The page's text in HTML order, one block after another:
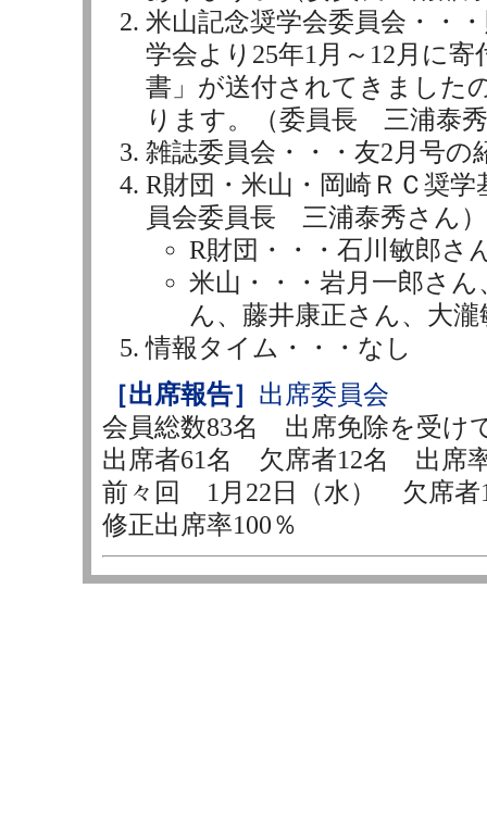
米山記念奨学会委員会・・
学会より25年1月～12月に
書」が送付されてきました
ります。（委員長 三浦泰
雑誌委員会・・・友2月号
R財団・米山・岡崎ＲＣ奨
員会委員長 三浦泰秀さん）
R財団・・・石川敏郎さ
米山・・・岩月一郎さ
ん、藤井康正さん、大
情報タイム・・・なし
［出席報告］ 出席委員会
会員総数83名 出席免除を受け
出席者61名 欠席者12名 出席
前々回 1月22日（水） 欠席
修正出席率100％